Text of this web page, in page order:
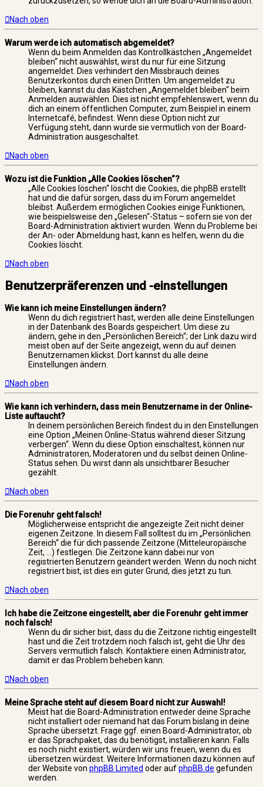
Nach oben
Warum werde ich automatisch abgemeldet?
Wenn du beim Anmelden das Kontrollkästchen „Angemeldet
bleiben“ nicht auswählst, wirst du nur für eine Sitzung
angemeldet. Dies verhindert den Missbrauch deines
Benutzerkontos durch einen Dritten. Um angemeldet zu
bleiben, kannst du das Kästchen „Angemeldet bleiben“ beim
Anmelden auswählen. Dies ist nicht empfehlenswert, wenn du
dich an einem öffentlichen Computer, zum Beispiel in einem
Internetcafé, befindest. Wenn diese Option nicht zur
Verfügung steht, dann wurde sie vermutlich von der Board-
Administration ausgeschaltet.
Nach oben
Wozu ist die Funktion „Alle Cookies löschen“?
„Alle Cookies löschen“ löscht die Cookies, die phpBB erstellt
hat und die dafür sorgen, dass du im Forum angemeldet
bleibst. Außerdem ermöglichen Cookies einige Funktionen,
wie beispielsweise den „Gelesen“-Status – sofern sie von der
Board-Administration aktiviert wurden. Wenn du Probleme bei
der An- oder Abmeldung hast, kann es helfen, wenn du die
Cookies löscht.
Nach oben
Benutzerpräferenzen und -einstellungen
Wie kann ich meine Einstellungen ändern?
Wenn du dich registriert hast, werden alle deine Einstellungen
in der Datenbank des Boards gespeichert. Um diese zu
ändern, gehe in den „Persönlichen Bereich“; der Link dazu wird
meist oben auf der Seite angezeigt, wenn du auf deinen
Benutzernamen klickst. Dort kannst du alle deine
Einstellungen ändern.
Nach oben
Wie kann ich verhindern, dass mein Benutzername in der Online-
Liste auftaucht?
In deinem persönlichen Bereich findest du in den Einstellungen
eine Option „Meinen Online-Status während dieser Sitzung
verbergen“. Wenn du diese Option einschaltest, können nur
Administratoren, Moderatoren und du selbst deinen Online-
Status sehen. Du wirst dann als unsichtbarer Besucher
gezählt.
Nach oben
Die Forenuhr geht falsch!
Möglicherweise entspricht die angezeigte Zeit nicht deiner
eigenen Zeitzone. In diesem Fall solltest du im „Persönlichen
Bereich“ die für dich passende Zeitzone (Mitteleuropäische
Zeit, ...) festlegen. Die Zeitzone kann dabei nur von
registrierten Benutzern geändert werden. Wenn du noch nicht
registriert bist, ist dies ein guter Grund, dies jetzt zu tun.
Nach oben
Ich habe die Zeitzone eingestellt, aber die Forenuhr geht immer
noch falsch!
Wenn du dir sicher bist, dass du die Zeitzone richtig eingestellt
hast und die Zeit trotzdem noch falsch ist, geht die Uhr des
Servers vermutlich falsch. Kontaktiere einen Administrator,
damit er das Problem beheben kann.
Nach oben
Meine Sprache steht auf diesem Board nicht zur Auswahl!
Meist hat die Board-Administration entweder deine Sprache
nicht installiert oder niemand hat das Forum bislang in deine
Sprache übersetzt. Frage ggf. einen Board-Administrator, ob
er das Sprachpaket, das du benötigst, installieren kann. Falls
es noch nicht existiert, würden wir uns freuen, wenn du es
übersetzen würdest. Weitere Informationen dazu können auf
der Website von phpBB Limited oder aufphpBB.de gefunden
werden.